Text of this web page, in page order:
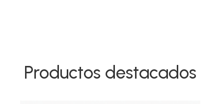
Productos destacados